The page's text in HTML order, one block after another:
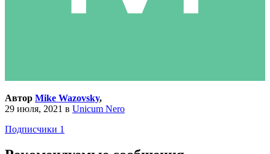
Автор Mike Wazovsky,
29 июля, 2021 в Unicum Nero
Подписчики 1